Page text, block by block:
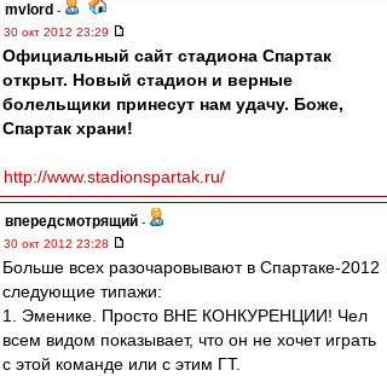
mvlord -
30 окт 2012 23:29
Официальный сайт стадиона Спартак
открыт. Новый стадион и верные
болельщики принесут нам удачу. Боже,
Спартак храни!
http://www.stadionspartak.ru/
впередсмотрящий -
30 окт 2012 23:28
Больше всех разочаровывают в Спартаке-2012
следующие типажи:
1. Эменике. Просто ВНЕ КОНКУРЕНЦИИ! Чел
всем видом показывает, что он не хочет играть
с этой команде или с этим ГТ.